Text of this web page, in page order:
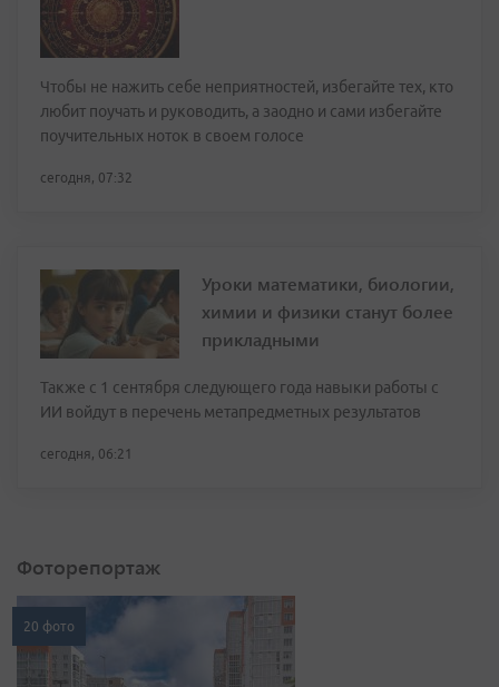
Чтобы не нажить себе неприятностей, избегайте тех, кто
любит поучать и руководить, а заодно и сами избегайте
поучительных ноток в своем голосе
сегодня, 07:32
Уроки математики, биологии,
химии и физики станут более
прикладными
Также с 1 сентября следующего года навыки работы с
ИИ войдут в перечень метапредметных результатов
сегодня, 06:21
Фоторепортаж
20 фото